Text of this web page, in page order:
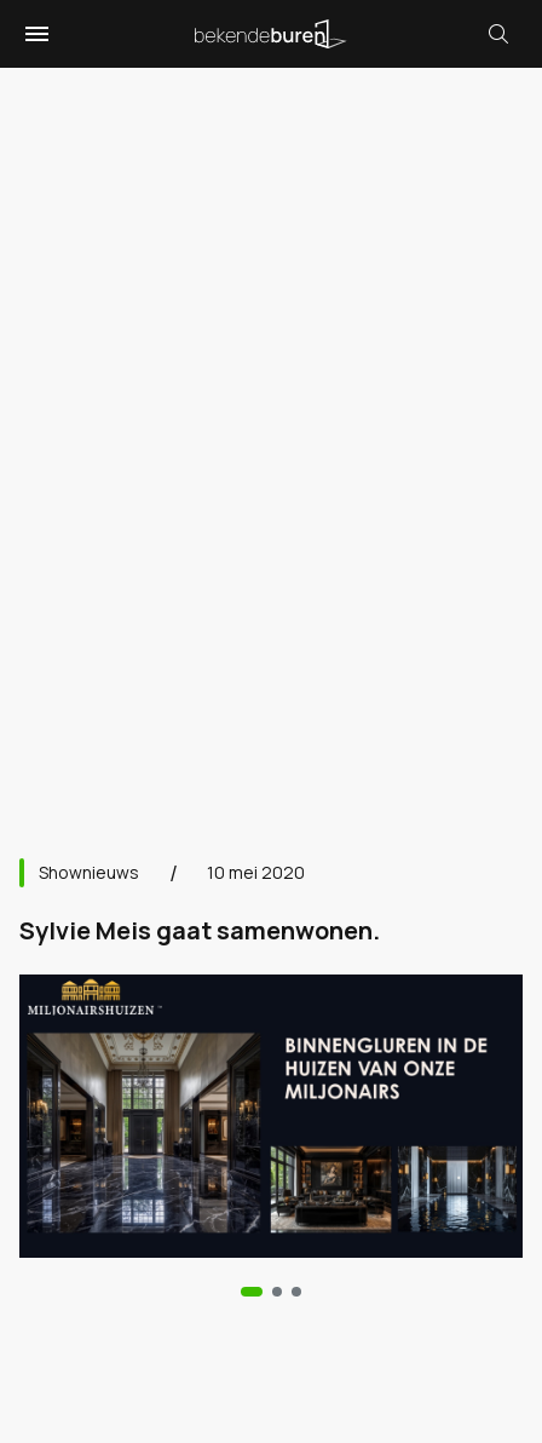
Shownieuws 10 mei 2020
Sylvie Meis gaat samenwonen.